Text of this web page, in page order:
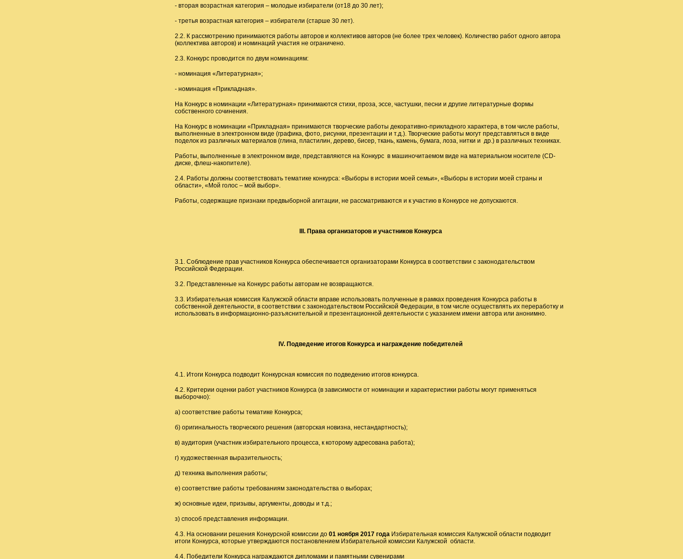
- вторая возрастная категория – молодые избиратели (от18 до 30 лет);
- третья возрастная категория – избиратели (старше 30 лет).
2.2. К рассмотрению принимаются работы авторов и коллективов авторов (не более трех человек). Количество работ одного автора
(коллектива авторов) и номинаций участия не ограничено.
2.3. Конкурс проводится по двум номинациям:
- номинация «Литературная»;
- номинация «Прикладная».
На Конкурс в номинации «Литературная» принимаются стихи, проза, эссе, частушки, песни и другие литературные формы
собственного сочинения.
На Конкурс в номинации «Прикладная» принимаются творческие работы декоративно-прикладного характера, в том числе работы,
выполненные в электронном виде (графика, фото, рисунки, презентации и т.д.). Творческие работы могут представляться в виде
поделок из различных материалов (глина, пластилин, дерево, бисер, ткань, камень, бумага, лоза, нитки и др.) в различных техниках.
Работы, выполненные в электронном виде, представляются на Конкурс в машиночитаемом виде на материальном носителе (CD-
диске, флеш-накопителе).
2.4. Работы должны соответствовать тематике конкурса: «Выборы в истории моей семьи», «Выборы в истории моей страны и
области», «Мой голос – мой выбор».
Работы, содержащие признаки предвыборной агитации, не рассматриваются и к участию в Конкурсе не допускаются.
. Права организаторов и участников Конкурса
3.1. Соблюдение прав участников Конкурса обеспечивается организаторами Конкурса в соответствии с законодательством
Российской Федерации.
3.2. Представленные на Конкурс работы авторам не возвращаются.
3.3. Избирательная комиссия Калужской области вправе использовать полученные в рамках проведения Конкурса работы в
собственной деятельности, в соответствии с законодательством Российской Федерации, в том числе осуществлять их переработку и
использовать в информационно-разъяснительной и презентационной деятельности с указанием имени автора или анонимно.
IV. Подведение итогов Конкурса и награждение победителей
4.1. Итоги Конкурса подводит Конкурсная комиссия по подведению итогов конкурса.
4.2. Критерии оценки работ участников Конкурса (в зависимости от номинации и характеристики работы могут применяться
выборочно):
а) соответствие работы тематике Конкурса;
б) оригинальность творческого решения (авторская новизна, нестандартность);
в) аудитория (участник избирательного процесса, к которому адресована работа);
г) художественная выразительность;
д) техника выполнения работы;
е) соответствие работы требованиям законодательства о выборах;
ж) основные идеи, призывы, аргументы, доводы и т.д.;
з) способ представления информации.
4.3. На основании решения Конкурсной комиссии до 01 ноября 2017 годаИзбирательная комиссия Калужской области подводит
итоги Конкурса, которые утверждаются постановлением Избирательной комиссии Калужской области.
4.4. Победители Конкурса награждаются дипломами и памятными сувенирами